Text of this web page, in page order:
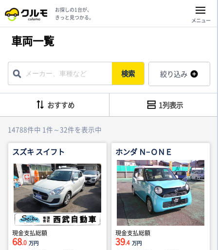
お探しの1台が、
きっと見つかる。
メニュー
車両一覧
検索 絞り込み
14788件中 1件～32件を表示中
おすすめ 1列表示
スズキ スイフト
現金支払総額
68.0 万円
ホンダ Ｎ−ＯＮＥ
現金支払総額
39.4 万円